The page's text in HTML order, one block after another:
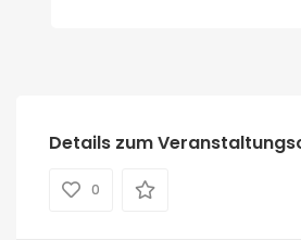
Details zum
0